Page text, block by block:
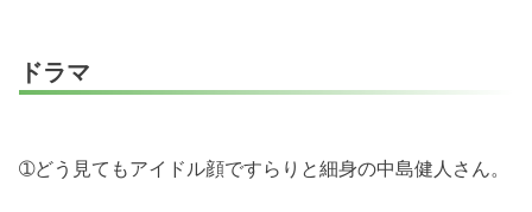
ドラマ
➀どう見てもアイドル顔ですらりと細身の中島健人さん。